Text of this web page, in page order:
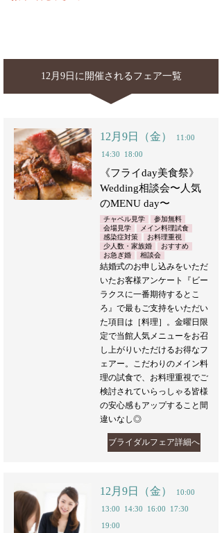
12月9日に開催されるフェア一覧
12月9日（金）
11:00
14:30
18:00
《フライday美食祭》
Wedding相談会〜人気
のMENU day〜
チャペル見学
参加無料
会場見学
メイン料理試食
感染症対策
お料理重視
少人数・家族婚
おすすめ
お急ぎ婚
相談会
結婚式のお申し込みをいただ
いたお客様アンケート『ビー
ラクスに一番期待するとこ
ろ』で最もご支持をいただい
た項目は［料理］。金曜日限
定で当館人気メニューをお召
し上がりいただけるお得なフ
ェアー。こだわりのメイン料
理の試食で、お料理重視でご
検討されていらっしゃる皆様
の安心感もアップすること間
違いなし◎
ブライダルフェア詳細へ
12月9日（金）
10:00
13:00
14:30 16:00
17:30
19:00